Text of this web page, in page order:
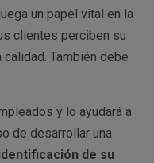
un papel vital en la
clientes perciben su
También debe
y lo ayudará a
de desarrollar una
de su